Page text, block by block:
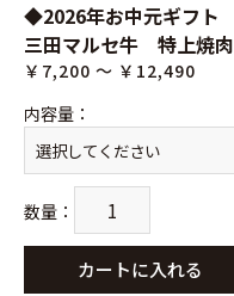
◆2026年お中元ギフト
三田マルセ牛 特上焼肉
￥7,200 ～ ￥12,490
内容量 ：
数量 ：
カートに入れる